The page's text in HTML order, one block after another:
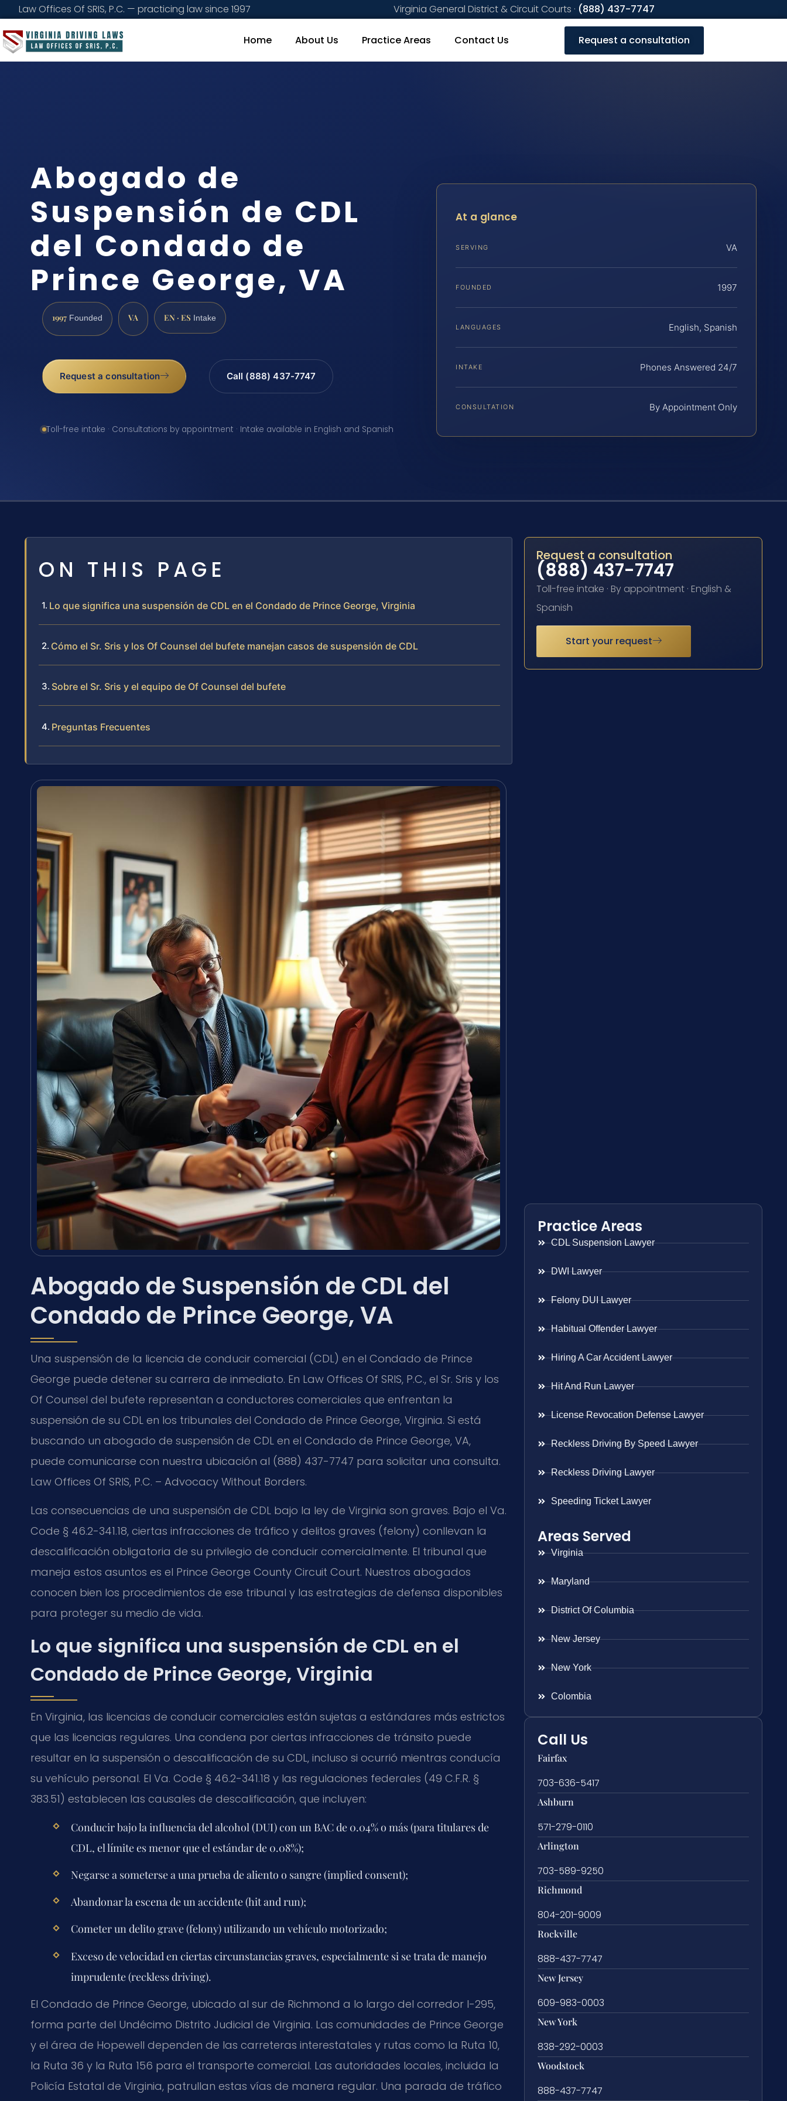
Law Offices Of SRIS, P.C. — practicing law since 1997 Virginia General District & Circuit Courts · (888) 437-7747
Home About Us Practice Areas Contact Us Request a consultation
Abogado de
Suspensión de CDL
del Condado de
Prince George, VA
1997 Founded VA EN · ES Intake
Request a consultation Call (888) 437-7747
Toll-free intake · Consultations by appointment · Intake available in English and Spanish
At a glance
SERVING VA
FOUNDED 1997
LANGUAGES English, Spanish
INTAKE Phones Answered 24/7
CONSULTATION By Appointment Only
ON THIS PAGE
Lo que significa una suspensión de CDL en el Condado de Prince George, Virginia
Cómo el Sr. Sris y los Of Counsel del bufete manejan casos de suspensión de CDL
Sobre el Sr. Sris y el equipo de Of Counsel del bufete
Preguntas Frecuentes
Abogado de Suspensión de CDL del
Condado de Prince George, VA
Una suspensión de la licencia de conducir comercial (CDL) en el Condado de Prince
George puede detener su carrera de inmediato. En Law Offices Of SRIS, P.C., el Sr. Sris y los
Of Counsel del bufete representan a conductores comerciales que enfrentan la
suspensión de su CDL en los tribunales del Condado de Prince George, Virginia. Si está
buscando un abogado de suspensión de CDL en el Condado de Prince George, VA,
puede comunicarse con nuestra ubicación al (888) 437-7747 para solicitar una consulta.
Law Offices Of SRIS, P.C. – Advocacy Without Borders.
Las consecuencias de una suspensión de CDL bajo la ley de Virginia son graves. Bajo el Va.
Code § 46.2-341.18, ciertas infracciones de tráfico y delitos graves (felony) conllevan la
descalificación obligatoria de su privilegio de conducir comercialmente. El tribunal que
maneja estos asuntos es el Prince George County Circuit Court. Nuestros abogados
conocen bien los procedimientos de ese tribunal y las estrategias de defensa disponibles
para proteger su medio de vida.
Lo que significa una suspensión de CDL en el
Condado de Prince George, Virginia
En Virginia, las licencias de conducir comerciales están sujetas a estándares más estrictos
que las licencias regulares. Una condena por ciertas infracciones de tránsito puede
resultar en la suspensión o descalificación de su CDL, incluso si ocurrió mientras conducía
su vehículo personal. El Va. Code § 46.2-341.18 y las regulaciones federales (49 C.F.R. §
383.51) establecen las causales de descalificación, que incluyen:
Conducir bajo la influencia del alcohol (DUI) con un BAC de 0.04% o más (para titulares de
CDL, el límite es menor que el estándar de 0.08%);
Negarse a someterse a una prueba de aliento o sangre (implied consent);
Abandonar la escena de un accidente (hit and run);
Cometer un delito grave (felony) utilizando un vehículo motorizado;
Exceso de velocidad en ciertas circunstancias graves, especialmente si se trata de manejo
imprudente (reckless driving).
El Condado de Prince George, ubicado al sur de Richmond a lo largo del corredor I-295,
forma parte del Undécimo Distrito Judicial de Virginia. Las comunidades de Prince George
y el área de Hopewell dependen de las carreteras interestatales y rutas como la Ruta 10,
la Ruta 36 y la Ruta 156 para el transporte comercial. Las autoridades locales, incluida la
Policía Estatal de Virginia, patrullan estas vías de manera regular. Una parada de tráfico
Request a consultation
(888) 437-7747
Toll-free intake · By appointment · English &
Spanish
Start your request
Practice Areas
CDL Suspension Lawyer
DWI Lawyer
Felony DUI Lawyer
Habitual Offender Lawyer
Hiring A Car Accident Lawyer
Hit And Run Lawyer
License Revocation Defense Lawyer
Reckless Driving By Speed Lawyer
Reckless Driving Lawyer
Speeding Ticket Lawyer
Areas Served
Virginia
Maryland
District Of Columbia
New Jersey
New York
Colombia
Call Us
Fairfax
703-636-5417
Ashburn
571-279-0110
Arlington
703-589-9250
Richmond
804-201-9009
Rockville
888-437-7747
New Jersey
609-983-0003
New York
838-292-0003
Woodstock
888-437-7747